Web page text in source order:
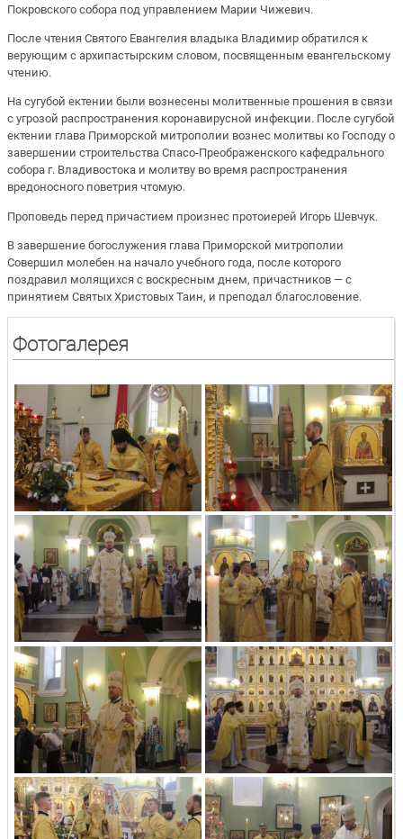
Покровского собора под управлением Марии Чижевич.
После чтения Святого Евангелия владыка Владимир обратился к
верующим с архипастырским словом, посвященным евангельскому
чтению.
На сугубой ектении были вознесены молитвенные прошения в связи
с угрозой распространения коронавирусной инфекции. После сугубой
ектении глава Приморской митрополии вознес молитвы ко Господу о
завершении строительства Спасо-Преображенского кафедрального
собора г. Владивостока и молитву во время распространения
вредоносного поветрия чтомую.
Проповедь перед причастием произнес протоиерей Игорь Шевчук.
В завершение богослужения глава Приморской митрополии
Совершил молебен на начало учебного года, после которого
поздравил молящихся с воскресным днем, причастников — с
принятием Святых Христовых Таин, и преподал благословение.
Фотогалерея